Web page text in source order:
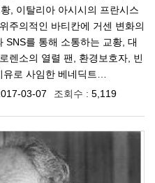
, 이탈리아 아시시의 프란시스
주의적인 바티칸에 거센 변화의
SNS를 통해 소통하는 교황, 대
렌소의 열렬 팬, 환경보호자, 빈
로 사임한 베네딕트…
03-07 조회수 : 5,119